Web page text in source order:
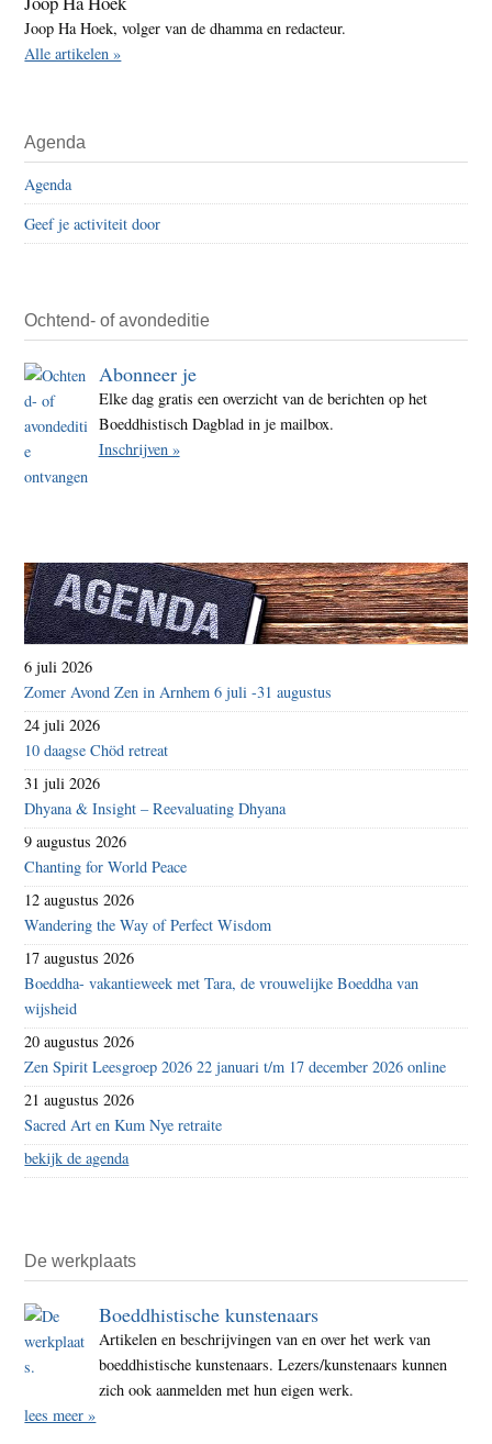
Joop Ha Hoek, volger van de dhamma en redacteur.
Alle artikelen »
Agenda
Agenda
Geef je activiteit door
Ochtend- of avondeditie
Abonneer je
Elke dag gratis een overzicht van de berichten op het
Boeddhistisch Dagblad in je mailbox.
Inschrijven »
6 juli 2026
Zomer Avond Zen in Arnhem 6 juli -31 augustus
24 juli 2026
10 daagse Chöd retreat
31 juli 2026
Dhyana & Insight – Reevaluating Dhyana
9 augustus 2026
Chanting for World Peace
12 augustus 2026
Wandering the Way of Perfect Wisdom
17 augustus 2026
Boeddha- vakantieweek met Tara, de vrouwelijke Boeddha van
wijsheid
20 augustus 2026
Zen Spirit Leesgroep 2026 22 januari t/m 17 december 2026 online
21 augustus 2026
Sacred Art en Kum Nye retraite
bekijk de agenda
De werkplaats
Boeddhistische kunstenaars
Artikelen en beschrijvingen van en over het werk van
boeddhistische kunstenaars. Lezers/kunstenaars kunnen
zich ook aanmelden met hun eigen werk.
lees meer »